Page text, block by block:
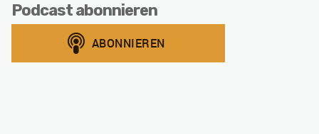
Podcast abonnieren